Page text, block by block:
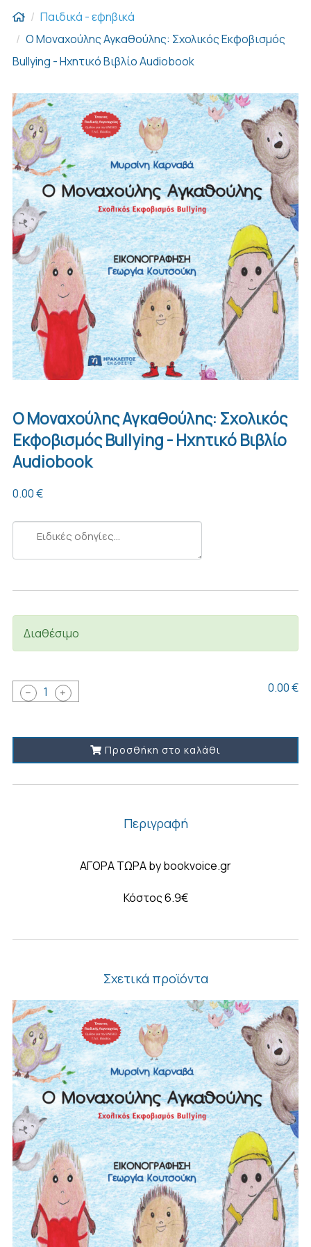
Παιδικά - εφηβικά
Ο Μοναχούλης Αγκαθούλης: Σχολικός Εκφοβισμός
Bullying - Ηχητικό Βιβλίο Audiobook
Ο Μοναχούλης Αγκαθούλης: Σχολικός
Εκφοβισμός Bullying - Ηχητικό Βιβλίο
Audiobook
0.00 €
Ειδικές
Διαθέσιμο
1 0.00 €
Προσθήκη στο καλάθι
Περιγραφή
ΑΓΟΡΑ ΤΩΡΑ by bookvoice.gr
Κόστος 6.9€
Σχετικά προϊόντα